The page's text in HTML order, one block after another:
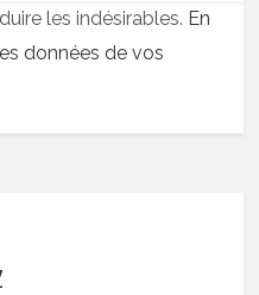
les indésirables. En
données de vos